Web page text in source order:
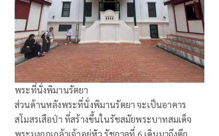
พระที่นั่งพิมานรัตยา
ส่วนด้านหลังพระที่นั่งพิมานรัตยา จะเป็นอาคาร
สโมสรเสือป่า ที่สร้างขึ้นในรัชสมัยพระบาทสมเด็จ